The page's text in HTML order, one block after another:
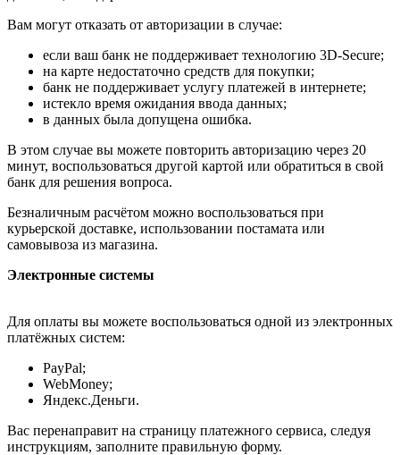
Вам могут отказать от авторизации в случае:
если ваш банк не поддерживает технологию 3D-Secure;
на карте недостаточно средств для покупки;
банк не поддерживает услугу платежей в интернете;
истекло время ожидания ввода данных;
в данных была допущена ошибка.
В этом случае вы можете повторить авторизацию через 20
минут, воспользоваться другой картой или обратиться в свой
банк для решения вопроса.
Безналичным расчётом можно воспользоваться при
курьерской доставке, использовании постамата или
самовывоза из магазина.
Электронные системы
Для оплаты вы можете воспользоваться одной из электронных
платёжных систем:
PayPal;
WebMoney;
Яндекс.Деньги.
Вас перенаправит на страницу платежного сервиса, следуя
инструкциям, заполните правильную форму.